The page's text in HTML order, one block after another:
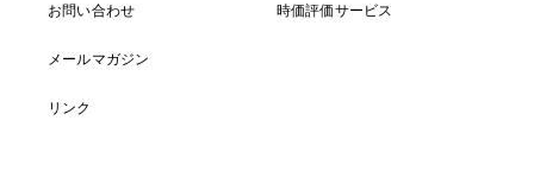
お問い合わせ
メールマガジン
リンク
時価評価サービス